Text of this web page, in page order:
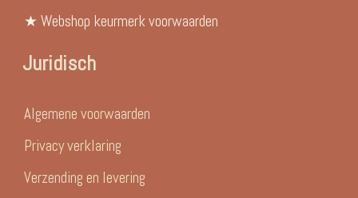
★ Webshop keurmerk voorwaarden
Juridisch
Algemene voorwaarden
Privacy verklaring
Verzending en levering